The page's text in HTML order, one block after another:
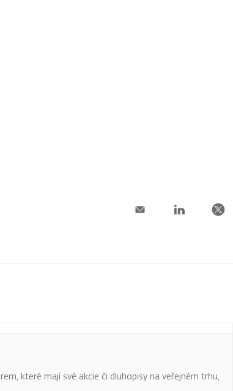
které mají své akcie či dluhopisy na veřejném trhu,